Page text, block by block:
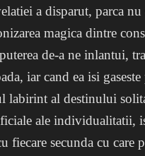
a disparut, parca
magica dintre
de-a ne inlantui,
iar cand ea isi
labirint al destinului
ale individualitatii,
fiecare secunda cu care